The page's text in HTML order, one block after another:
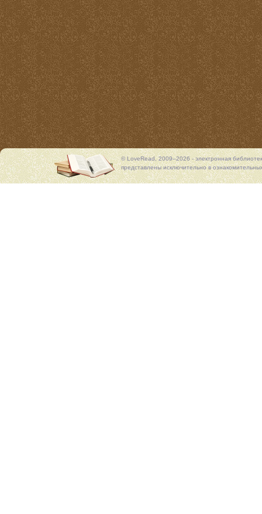
© LoveRead, 2009–2026 - электронная
представлены исключительно в